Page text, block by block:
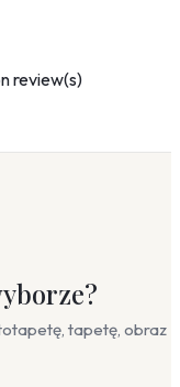
review(s)
tapetę, obraz